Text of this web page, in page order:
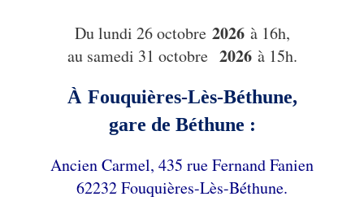
Du lundi 26 octobre 2026à 16h,
au samedi 31 octobre 2026à 15h.
À Fouquières-Lès-Béthune,
gare de Béthune :
Ancien Carmel, 435 rue Fernand Fanien
62232 Fouquières-Lès-Béthune.